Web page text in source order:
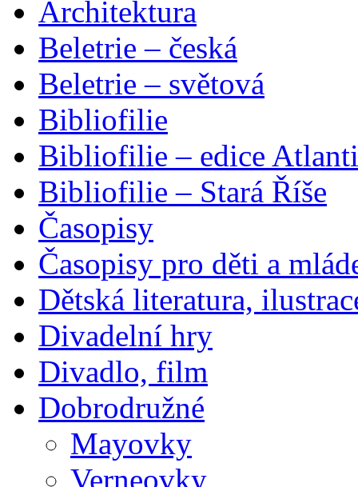
Architektura
Beletrie – česká
Beletrie – světová
Bibliofilie
Bibliofilie – edice
Bibliofilie – Stará Říše
Časopisy
Časopisy pro děti a
Dětská literatura,
Divadelní hry
Divadlo, film
Dobrodružné
Mayovky
Verneovky